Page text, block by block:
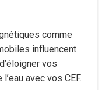
comme
influencent
vos
avec vos CEF.